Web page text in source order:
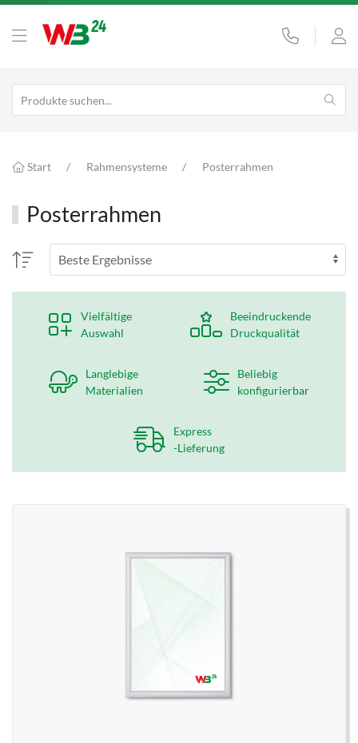
Start Rahmensysteme Posterrahmen
Posterrahmen
Vielfältige
Auswahl
Beeindruckende
Druckqualität
Langlebige
Materialien
Beliebig
konfigurierbar
Express
-Lieferung